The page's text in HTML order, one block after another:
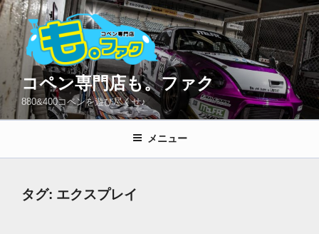
コ
ン
へ
プ
コペン専門店も。ファク
880&400コペンを遊び尽くせ♪
メニュー
タグ: エクスプレイ